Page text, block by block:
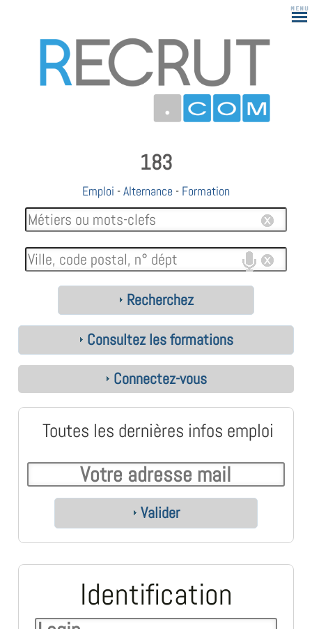
183
Emploi -Alternance - Formation
Recherchez
Consultez les formations
Connectez-vous
Toutes les dernières infos emploi
Valider
Identification